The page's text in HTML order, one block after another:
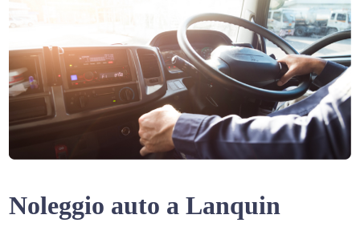
Noleggio auto a Lanquin